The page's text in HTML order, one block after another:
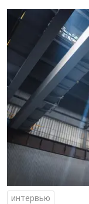
интервью